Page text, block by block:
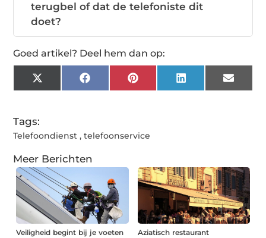
terugbel of dat de telefoniste dit
doet?
Goed artikel? Deel hem dan op:
X
(Twitter)
FacebookPinterestLinkedInEmail
Tags:
Telefoondienst ,telefoonservice
Meer Berichten
Veiligheid begint bij je voeten
Aziatisch restaurant